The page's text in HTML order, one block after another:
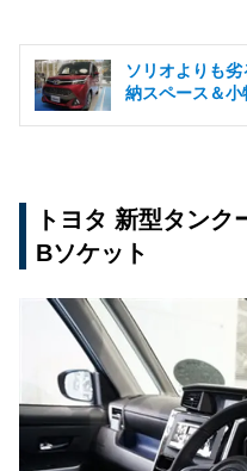
ソリオよりも
納スペース＆小
トヨタ 新型タン
Bソケット